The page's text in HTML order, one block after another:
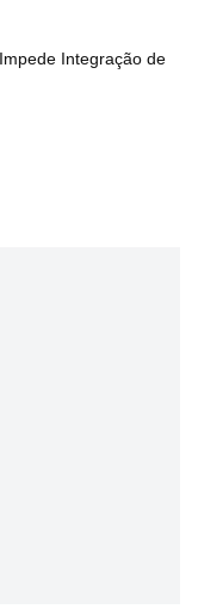
Integração de